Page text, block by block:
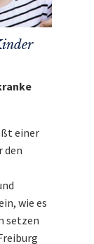
einer
den
wie es
setzen